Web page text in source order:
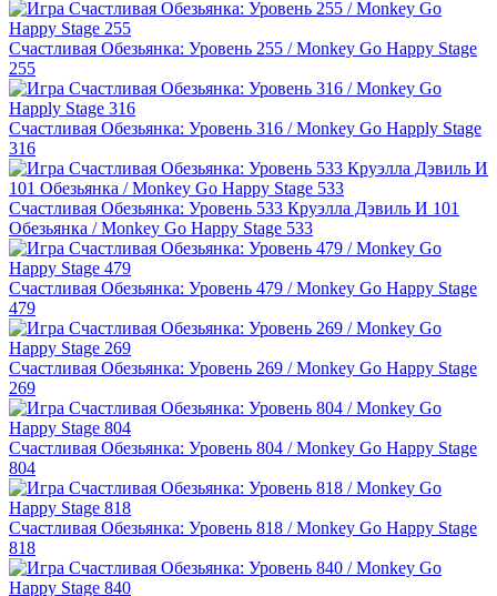
Счастливая Обезьянка: Уровень 255 / Monkey Go Happy Stage
255
Счастливая Обезьянка: Уровень 316 / Monkey Go Happly Stage
316
Счастливая Обезьянка: Уровень 533 Круэлла Дэвиль И 101
Обезьянка / Monkey Go Happy Stage 533
Счастливая Обезьянка: Уровень 479 / Monkey Go Happy Stage
479
Счастливая Обезьянка: Уровень 269 / Monkey Go Happy Stage
269
Счастливая Обезьянка: Уровень 804 / Monkey Go Happy Stage
804
Счастливая Обезьянка: Уровень 818 / Monkey Go Happy Stage
818